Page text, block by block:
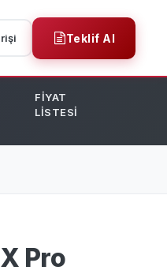
Teklif Al
FİYAT
LİSTESİ
Pro